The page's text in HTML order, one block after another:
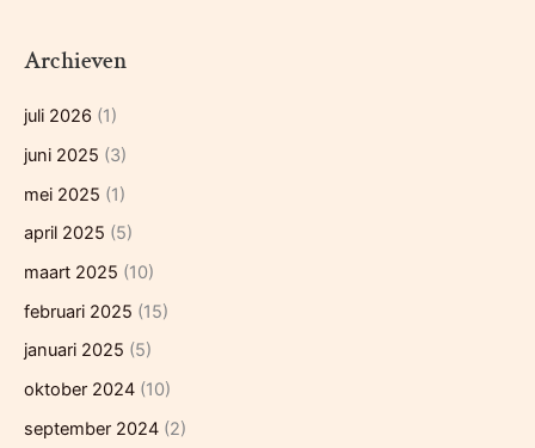
Archieven
juli 2026 (1)
juni 2025 (3)
mei 2025 (1)
april 2025 (5)
maart 2025 (10)
februari 2025 (15)
januari 2025 (5)
oktober 2024 (10)
september 2024 (2)